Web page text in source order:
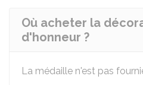
Où acheter la
d'honneur ?
La médaille n'est pas